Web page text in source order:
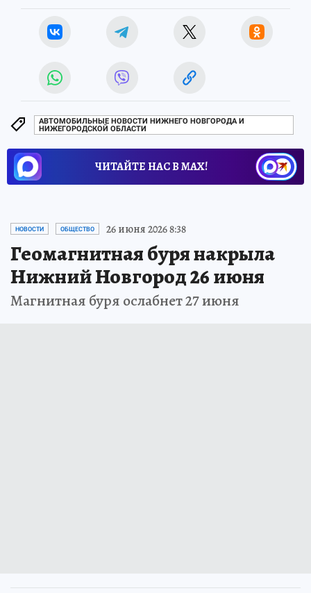
АВТОМОБИЛЬНЫЕ НОВОСТИ НИЖНЕГО НОВГОРОДА И
НИЖЕГОРОДСКОЙ ОБЛАСТИ
ЧИТАЙТЕ НАС В МАХ!
НОВОСТИ ОБЩЕСТВО 26 июня 2026 8:38
Геомагнитная буря накрыла
Нижний Новгород 26 июня
Магнитная буря ослабнет 27 июня